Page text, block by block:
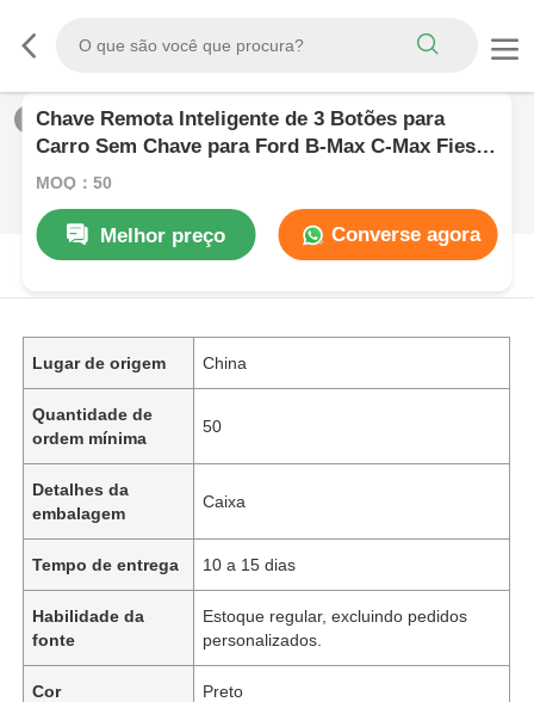
/0
Chave Remota Inteligente de 3 Botões para
Carro Sem Chave para Ford B-Max C-Max Fiesta
Focus Galaxy Peças Automotivas
MOQ：50
Melhor preço
Converse agora
DESCRIçãO DE PRODUTO
Lugar de origem China
Quantidade de
ordem mínima
50
Detalhes da
embalagem
Caixa
Tempo de entrega 10 a 15 dias
Habilidade da
fonte
Estoque regular, excluindo pedidos
personalizados.
Cor Preto